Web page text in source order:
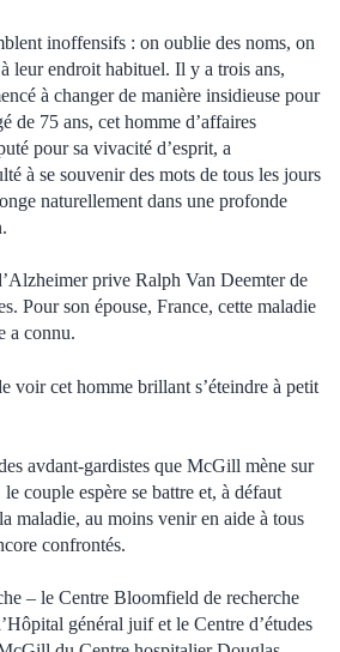
inoffensifs : on oublie des noms, on
leur endroit habituel. Il y a trois ans,
à changer de manière insidieuse pour
de 75 ans, cet homme d’affaires
pour sa vivacité d’esprit, a
à se souvenir des mots de tous les jours
naturellement dans une profonde
prive Ralph Van Deemter de
Pour son épouse, France, cette maladie
a connu.
voir cet homme brillant s’éteindre à petit
avdant-gardistes que McGill mène sur
couple espère se battre et, à défaut
maladie, au moins venir en aide à tous
confrontés.
– le Centre Bloomfield de recherche
général juif et le Centre d’études